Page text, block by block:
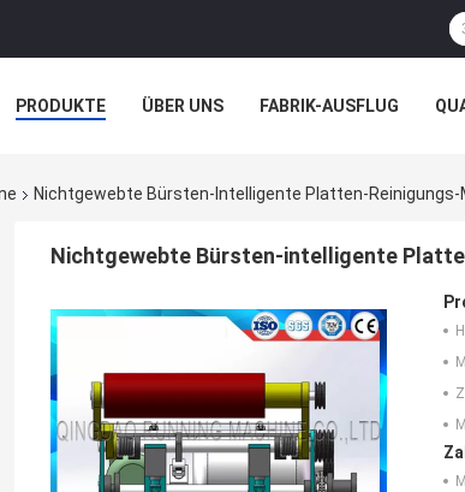
PRODUKTE ÜBER UNS FABRIK-AUSFLUG
Nichtgewebte Bürsten-Intelligente Platten-Reinigungs-
Nichtgewebte Bürsten-intelligente